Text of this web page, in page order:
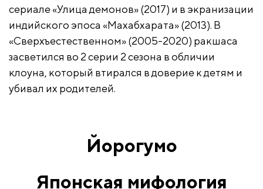
сериале «Улица демонов» (2017) и в экранизации
индийского эпоса «Махабхарата» (2013). В
«Сверхъестественном» (2005-2020) ракшаса
засветился во 2 серии 2 сезона в обличии
клоуна, который втирался в доверие к детям и
убивал их родителей.
Йорогумо
Японская мифология